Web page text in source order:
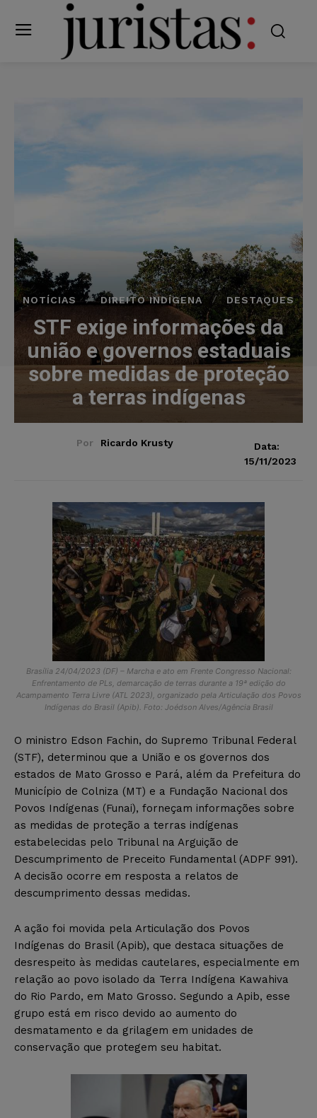
NOTÍCIAS DIREITO INDÍGENA DESTAQUES
STF exige informações da
união e governos estaduais
sobre medidas de proteção
a terras indígenas
Por Ricardo Krusty
Data:
15/11/2023
Brasília 24/04/2023 (DF) – Marcha e ato em Frente Congresso Nacional:
Enfrentamento de PLs, demarcação de terras durante a 19ª edição do
Acampamento Terra Livre (ATL 2023), organizado pela Articulação dos Povos
Indígenas do Brasil (Apib). Foto: Joédson Alves/Agência Brasil
O ministro Edson Fachin, do Supremo Tribunal Federal
(STF), determinou que a União e os governos dos
estados de Mato Grosso e Pará, além da Prefeitura do
Município de Colniza (MT) e a Fundação Nacional dos
Povos Indígenas (Funai), forneçam informações sobre
as medidas de proteção a terras indígenas
estabelecidas pelo Tribunal na Arguição de
Descumprimento de Preceito Fundamental (ADPF 991).
A decisão ocorre em resposta a relatos de
descumprimento dessas medidas.
A ação foi movida pela Articulação dos Povos
Indígenas do Brasil (Apib), que destaca situações de
desrespeito às medidas cautelares, especialmente em
relação ao povo isolado da Terra Indígena Kawahiva
do Rio Pardo, em Mato Grosso. Segundo a Apib, esse
grupo está em risco devido ao aumento do
desmatamento e da grilagem em unidades de
conservação que protegem seu habitat.